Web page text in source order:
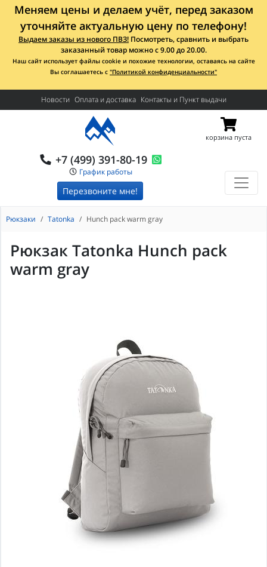
Меняем цены и делаем учёт, перед заказом
уточняйте актуальную цену по телефону!
Выдаем заказы из нового ПВЗ! Посмотреть, сравнить и выбрать
заказанный товар можно с 9.00 до 20.00.
Наш сайт использует файлы cookie и похожие технологии, оставаясь на сайте
Вы соглашаетесь с "Политикой конфиденциальности"
Новости Оплата и доставка Контакты и Пункт выдачи
+7 (499) 391-80-19
График работы
Перезвоните мне!
корзина пуста
Рюкзаки Tatonka Hunch pack warm gray
Рюкзак Tatonka Hunch pack
warm gray